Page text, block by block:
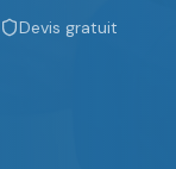
Devis gratuit